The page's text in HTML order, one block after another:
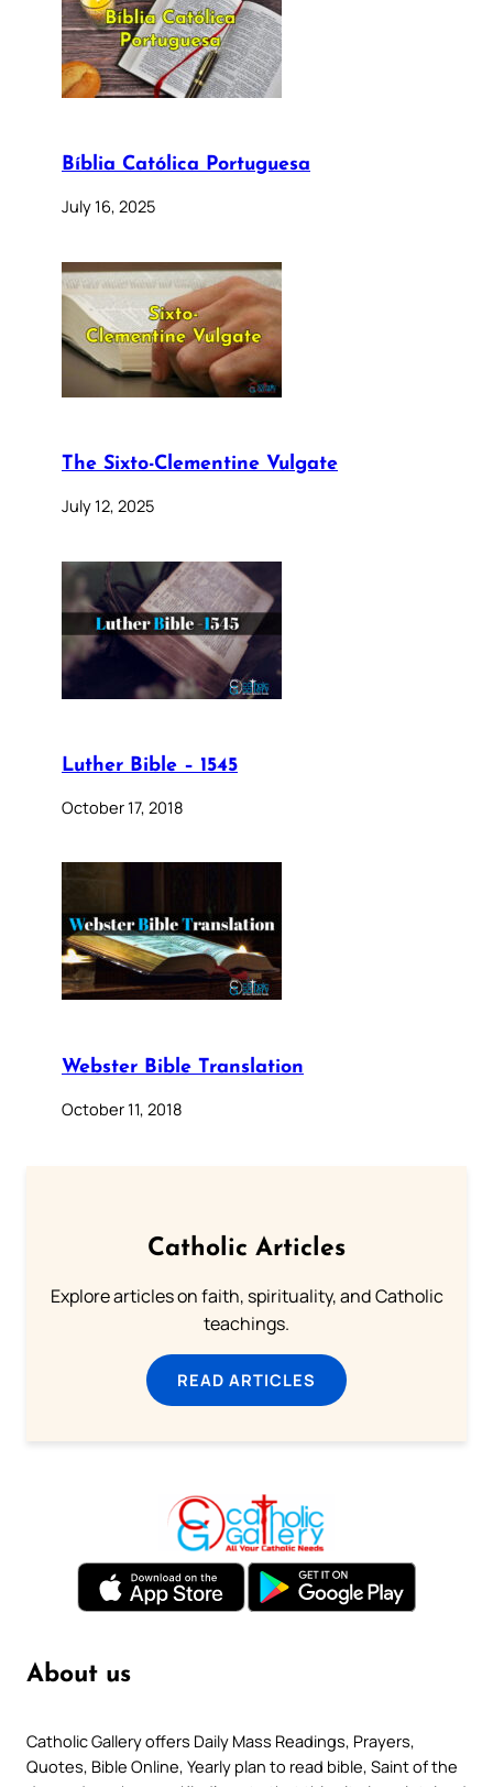
Bíblia Católica Portuguesa
July 16, 2025
The Sixto-Clementine Vulgate
July 12, 2025
Luther Bible – 1545
October 17, 2018
Webster Bible Translation
October 11, 2018
Catholic Articles
Explore articles on faith, spirituality, and Catholic
teachings.
READ ARTICLES
About us
Catholic Gallery offers Daily Mass Readings, Prayers,
Quotes, Bible Online, Yearly plan to read bible, Saint of the